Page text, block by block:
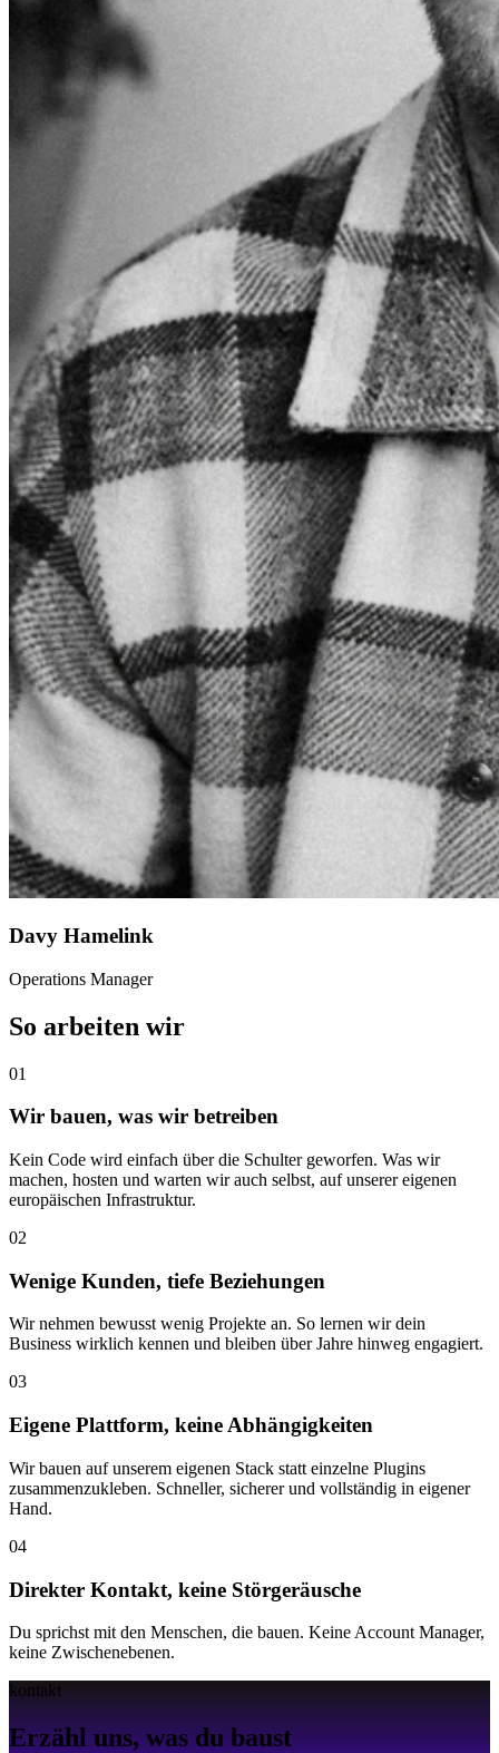
Davy Hamelink
Operations Manager
So arbeiten wir
01
Wir bauen, was wir betreiben
Kein Code wird einfach über die Schulter geworfen. Was wir
machen, hosten und warten wir auch selbst, auf unserer eigenen
europäischen Infrastruktur.
02
Wenige Kunden, tiefe Beziehungen
Wir nehmen bewusst wenig Projekte an. So lernen wir dein
Business wirklich kennen und bleiben über Jahre hinweg engagiert.
03
Eigene Plattform, keine Abhängigkeiten
Wir bauen auf unserem eigenen Stack statt einzelne Plugins
zusammenzukleben. Schneller, sicherer und vollständig in eigener
Hand.
04
Direkter Kontakt, keine Störgeräusche
Du sprichst mit den Menschen, die bauen. Keine Account Manager,
keine Zwischenebenen.
kontakt
Erzähl uns, was du baust